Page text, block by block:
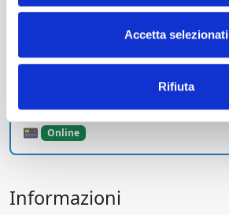
Accetta selezionati
Rifiuta
ritirata.
4 minuti dal terminal
Navetta
Online
Informazioni